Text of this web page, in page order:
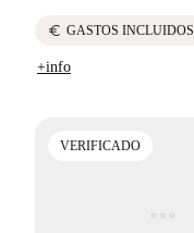
euro GASTOS INCLUIDOS
+info
VERIFICADO